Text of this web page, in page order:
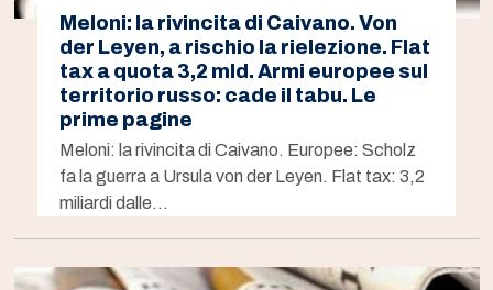
Meloni: la rivincita di Caivano. Von
der Leyen, a rischio la rielezione. Flat
tax a quota 3,2 mld. Armi europee sul
territorio russo: cade il tabu. Le
prime pagine
Meloni: la rivincita di Caivano. Europee: Scholz
fa la guerra a Ursula von der Leyen. Flat tax: 3,2
miliardi dalle…